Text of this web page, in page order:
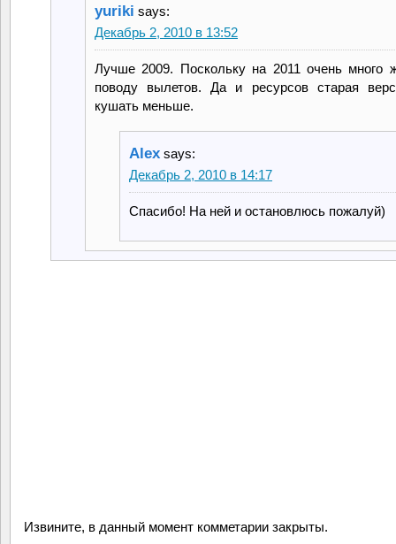
yuriki says:
Декабрь 2, 2010 в 13:52
Лучше 2009. Поскольку на 2011 очень много
поводу вылетов. Да и ресурсов старая
кушать меньше.
Alex says:
Декабрь 2, 2010 в 14:17
Спасибо! На ней и остановлюсь пожалуй)
Извините, в данный момент комметарии закрыты.